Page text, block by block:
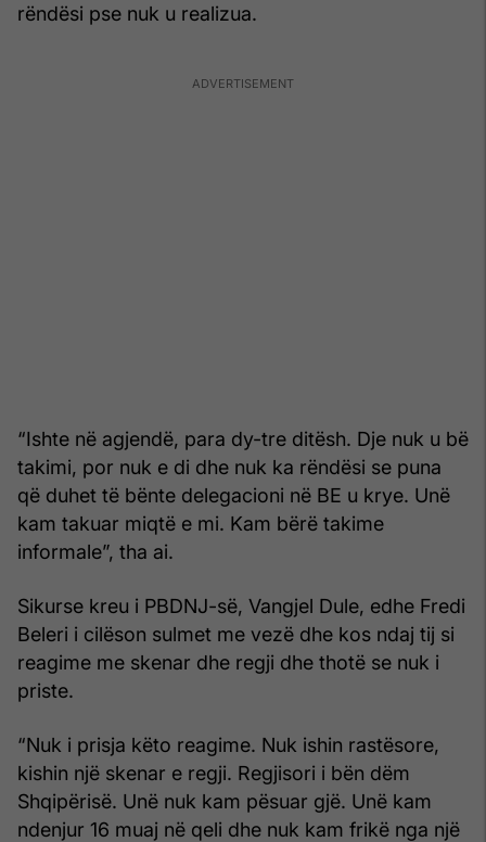
rëndësi pse nuk u realizua.
“Ishte në agjendë, para dy-tre ditësh. Dje nuk u bë
takimi, por nuk e di dhe nuk ka rëndësi se puna
që duhet të bënte delegacioni në BE u krye. Unë
kam takuar miqtë e mi. Kam bërë takime
informale”, tha ai.
Sikurse kreu i PBDNJ-së, Vangjel Dule, edhe Fredi
Beleri i cilëson sulmet me vezë dhe kos ndaj tij si
reagime me skenar dhe regji dhe thotë se nuk i
priste.
“Nuk i prisja këto reagime. Nuk ishin rastësore,
kishin një skenar e regji. Regjisori i bën dëm
Shqipërisë. Unë nuk kam pësuar gjë. Unë kam
ndenjur 16 muaj në qeli dhe nuk kam frikë nga një